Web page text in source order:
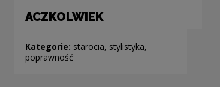
ACZKOLWIEK
Kategorie: starocia, stylistyka,
poprawność